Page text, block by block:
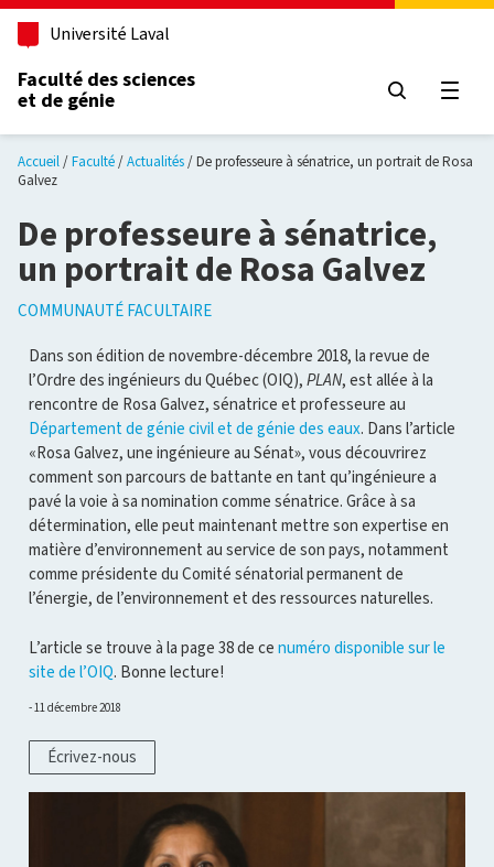
Aller au contenu principal
Université Laval
Faculté des sciences
et de génie
Accueil Faculté Actualités
De professeure à sénatrice, un portrait de Rosa
Galvez
De professeure à sénatrice,
un portrait de Rosa Galvez
COMMUNAUTÉ FACULTAIRE
Dans son édition de novembre-décembre 2018, la revue de
l’Ordre des ingénieurs du Québec (OIQ), PLAN, est allée à la
rencontre de Rosa Galvez, sénatrice et professeure au
Département de génie civil et de génie des eaux. Dans l’article
«Rosa Galvez, une ingénieure au Sénat», vous découvrirez
comment son parcours de battante en tant qu’ingénieure a
pavé la voie à sa nomination comme sénatrice. Grâce à sa
détermination, elle peut maintenant mettre son expertise en
matière d’environnement au service de son pays, notamment
comme présidente du Comité sénatorial permanent de
l’énergie, de l’environnement et des ressources naturelles.
L’article se trouve à la page 38 de ce numéro disponible sur le
site de l’OIQ. Bonne lecture!
11 décembre 2018
Écrivez-nous